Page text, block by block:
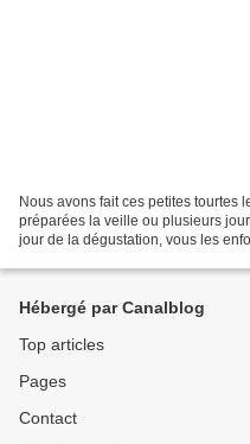
Nous avons fait ces petites tourtes
préparées la veille ou plusieurs
jour de la dégustation, vous les
Hébergé par Canalblog
Top articles
Pages
Contact